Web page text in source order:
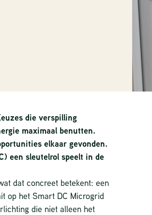
die verspilling
maximaal benutten.
elkaar gevonden.
een sleutelrol speelt in de
dat concreet betekent: een
op het Smart DC Microgrid
die niet alleen het